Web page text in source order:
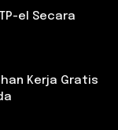
el Secara
Kerja Gratis